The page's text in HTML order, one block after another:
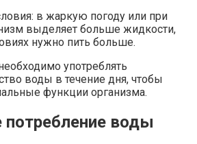
в жаркую погоду или при
выделяет больше жидкости,
нужно пить больше.
употреблять
воды в течение дня, чтобы
функции организма.
воды